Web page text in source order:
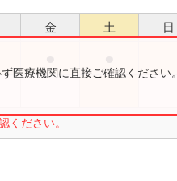
金 土 日
ください。
医療機関に直接ご確認ください。